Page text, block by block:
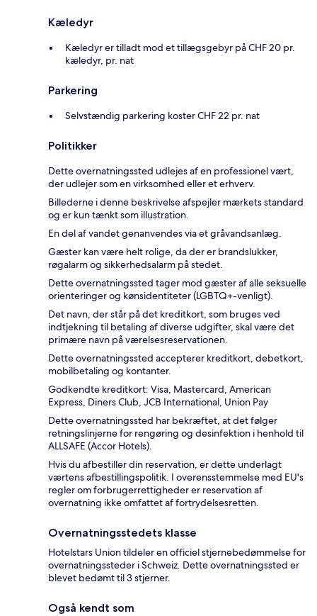
Kæledyr
Kæledyr er tilladt mod et tillægsgebyr på CHF 20 pr.
kæledyr, pr. nat
Parkering
Selvstændig parkering koster CHF 22 pr. nat
Politikker
Dette overnatningssted udlejes af en professionel vært,
der udlejer som en virksomhed eller et erhverv.
Billederne i denne beskrivelse afspejler mærkets standard
og er kun tænkt som illustration.
En del af vandet genanvendes via et gråvandsanlæg.
Gæster kan være helt rolige, da der er brandslukker,
røgalarm og sikkerhedsalarm på stedet.
Dette overnatningssted tager mod gæster af alle seksuelle
orienteringer og kønsidentiteter (LGBTQ+-venligt).
Det navn, der står på det kreditkort, som bruges ved
indtjekning til betaling af diverse udgifter, skal være det
primære navn på værelsesreservationen.
Dette overnatningssted accepterer kreditkort, debetkort,
mobilbetaling og kontanter.
Godkendte kreditkort: Visa, Mastercard, American
Express, Diners Club, JCB International, Union Pay
Dette overnatningssted har bekræftet, at det følger
retningslinjerne for rengøring og desinfektion i henhold til
ALLSAFE (Accor Hotels).
Hvis du afbestiller din reservation, er dette underlagt
værtens afbestillingspolitik. I overensstemmelse med EU's
regler om forbrugerrettigheder er reservation af
overnatning ikke omfattet af fortrydelsesretten.
Overnatningsstedets klasse
Hotelstars Union tildeler en officiel stjernebedømmelse for
overnatningssteder i Schweiz. Dette overnatningssted er
blevet bedømt til 3 stjerner.
Også kendt som